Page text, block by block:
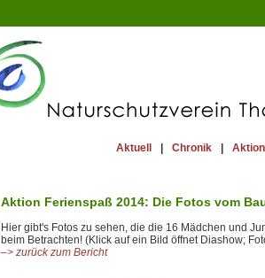
Aktuell Chronik
Aktion Ferienspaß 2014: Die Fotos vom
Hier gibt's Fotos zu sehen, die die 16 Mädchen und
beim Betrachten! (Klick auf ein Bild öffnet Diashow;
–> zurück zum Bericht